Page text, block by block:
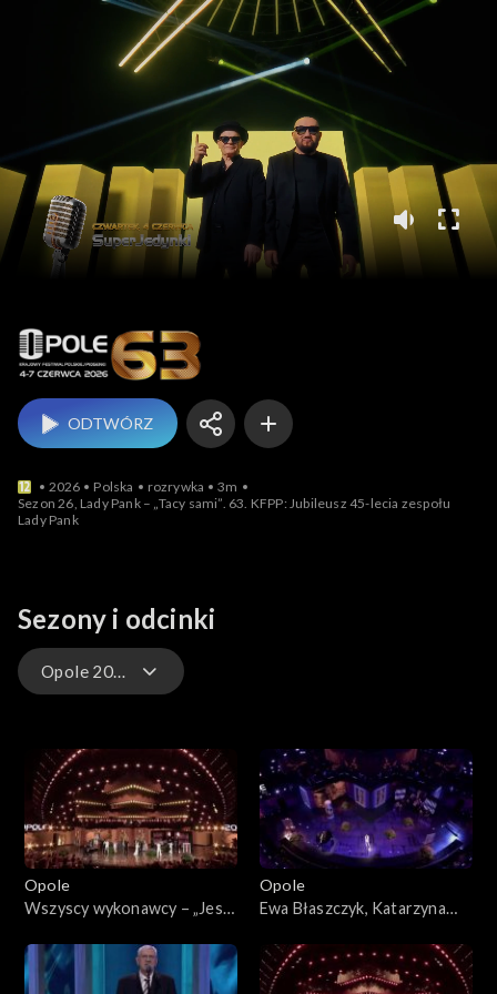
Opole
ODTWÓRZ
2026 Polska rozrywka
3m
Sezon 26, Lady Pank – „Tacy sami”. 63. KFPP: Jubileusz 45-lecia zespołu
Lady Pank
Sezony i odcinki
Opole 2026 – występy
Opole 2026 – występy
Opole 2025
Opole 2024
Opole
Wszyscy wykonawcy – „Jest
mnie już nie będzie...”.
Koncert w hołdzie Magdzie
Opole
Ewa Błaszczyk, Katarzyna
„Kiedy mnie już nie będzie”.
63. KFPP: „Kiedy mnie już nie